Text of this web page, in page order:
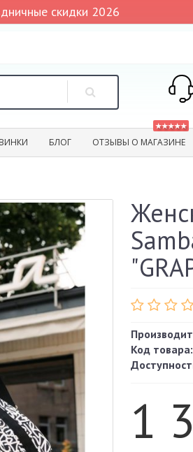
скидки 2026
БЛОГ
★★★★★
ОТЗЫВЫ О МАГАЗИНЕ
Код товара:
1